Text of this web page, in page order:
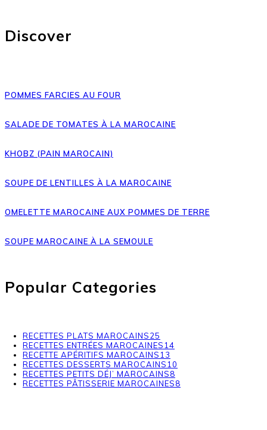
Discover
POMMES FARCIES AU FOUR
SALADE DE TOMATES À LA MAROCAINE
KHOBZ (PAIN MAROCAIN)
SOUPE DE LENTILLES À LA MAROCAINE
OMELETTE MAROCAINE AUX POMMES DE TERRE
SOUPE MAROCAINE À LA SEMOULE
Popular Categories
RECETTES PLATS MAROCAINS25
RECETTES ENTRÉES MAROCAINES 14
RECETTE APÉRITIFS MAROCAINS 13
RECETTES DESSERTS MAROCAINS 10
RECETTES PETITS DÉJ’ MAROCAINS8
RECETTES PÂTISSERIE MAROCAINES8